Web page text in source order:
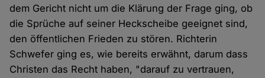
dem Gericht nicht um die Klärung der Frage ging, ob
die Sprüche auf seiner Heckscheibe geeignet sind,
den öffentlichen Frieden zu stören. Richterin
Schwefer ging es, wie bereits erwähnt, darum dass
Christen das Recht haben, "darauf zu vertrauen,